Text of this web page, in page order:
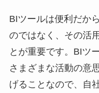
BIツールは便利だか
のではなく、その活
とが重要です。BIツ
さまざまな活動の意
げることなので、自